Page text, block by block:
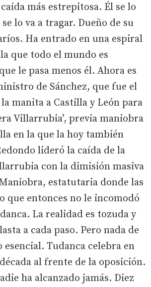
más estrepitosa. Él se lo
lo va a tragar. Dueño de su
Ha entrado en una espiral
que todo el mundo es
le pasa menos él. Ahora es
de Sánchez, que fue el
manita a Castilla y León para
Villarrubia’, previa maniobra
en la que la hoy también
lideró la caída de la
con la dimisión masiva
estatutaria donde las
que entonces no le incomodó
La realidad es tozuda y
a cada paso. Pero nada de
esencial. Tudanca celebra en
al frente de la oposición.
ha alcanzado jamás. Diez